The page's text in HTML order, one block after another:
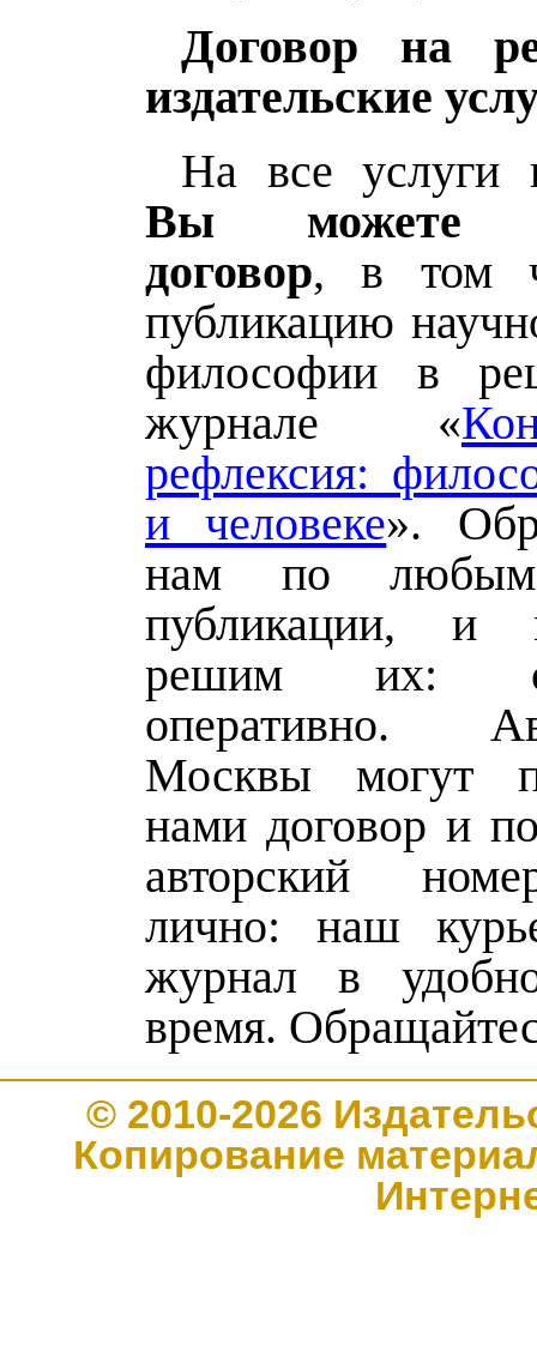
Договор на
издательские
На все услуги
Вы можете
договор, в том
публикацию
философии в
журнале «
рефлексия:
и человеке».
нам по любым
публикации, и
решим их:
оперативно.
Москвы могут
нами договор и
авторский
лично: наш
журнал в
время.
© 2010-2026
Копирование